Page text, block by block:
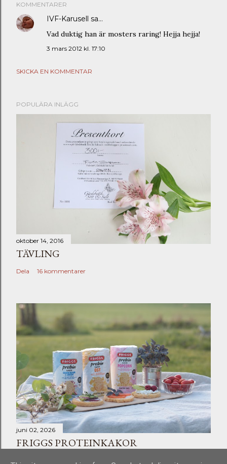
KOMMENTARER
IVF-Karusell sa…
Vad duktig han är mosters raring! Hejja hejja!
3 mars 2012 kl. 17:10
SKICKA EN KOMMENTAR
POPULÄRA INLÄGG
oktober 14, 2016
TÄVLING
Dela 16 kommentarer
juni 02, 2026
FRIGGS PROTEINKAKOR